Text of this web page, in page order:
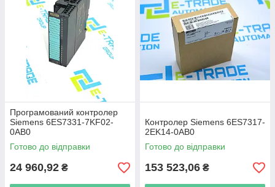
Програмований контролер
Siemens 6ES7331-7KF02-
0AB0
Готово до відправки
24 960,92 ₴
Контролер Siemens 6ES7317-
2EK14-0AB0
Готово до відправки
153 523,06 ₴